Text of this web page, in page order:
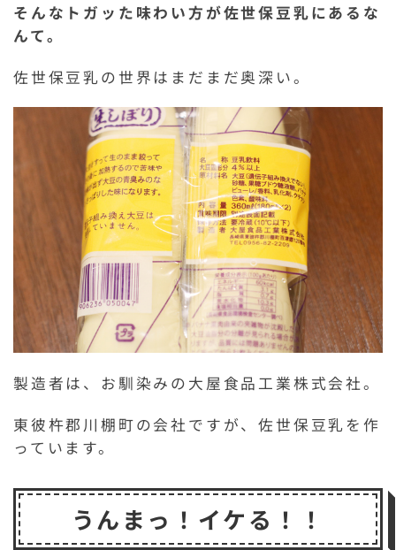
そんなトガッた味わい方が佐世保豆乳にあるな
んて。
佐世保豆乳の世界はまだまだ奥深い。
製造者は、お馴染みの大屋食品工業株式会社。
東彼杵郡川棚町の会社ですが、佐世保豆乳を作
っています。
うんまっ！イケる！！